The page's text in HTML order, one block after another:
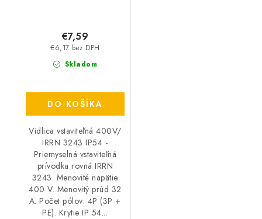
Skladom
€6,17 bez DPH
€7,59
DO KOŠÍKA
Vidlica vstaviteľná 400V/
IRRN 3243 IP54 -
Priemyselná vstaviteľná
prívodka rovná IRRN
3243. Menovité napätie
400 V. Menovitý prúd 32
A. Počet pólov: 4P (3P +
PE). Krytie IP 54...